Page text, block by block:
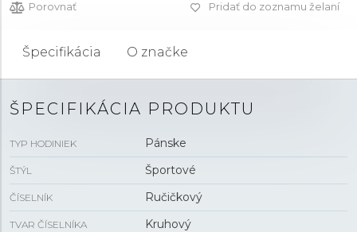
Porovnať Pridať do zoznamu želaní
Špecifikácia O značke
ŠPECIFIKÁCIA PRODUKTU
TYP HODINIEK Pánske
ŠTÝL Športové
ČÍSELNÍK Ručičkový
TVAR ČÍSELNÍKA Kruhový